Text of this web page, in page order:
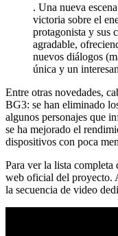
. Una nueva
victoria sobre el
protagonista y sus
agradable,
nuevos diálogos
única y un
Entre otras novedades,
BG3: se han eliminado
algunos personajes que
se ha mejorado el
dispositivos con poca
Para ver la lista completa
web oficial del proyecto.
la secuencia de video